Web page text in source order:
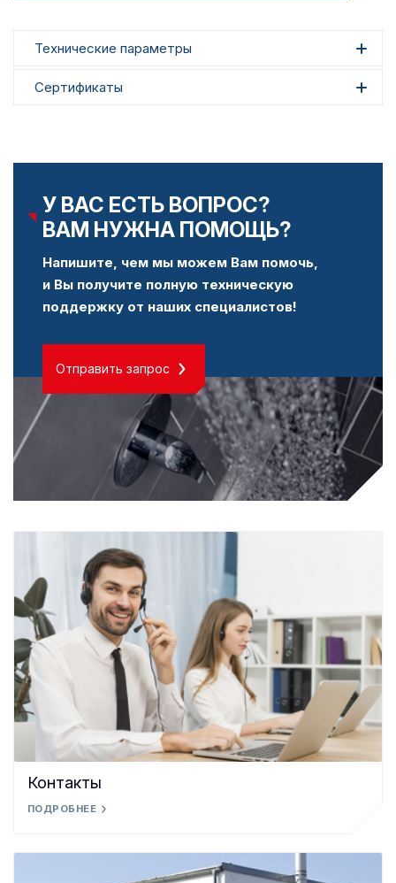
Технические параметры
Сертификаты
У ВАС ЕСТЬ ВОПРОС?
ВАМ НУЖНА ПОМОЩЬ?
Напишите, чем мы можем Вам помочь,
и Вы получите полную техническую
поддержку от наших специалистов!
Отправить запрос
Контакты
ПОДРОБНЕЕ